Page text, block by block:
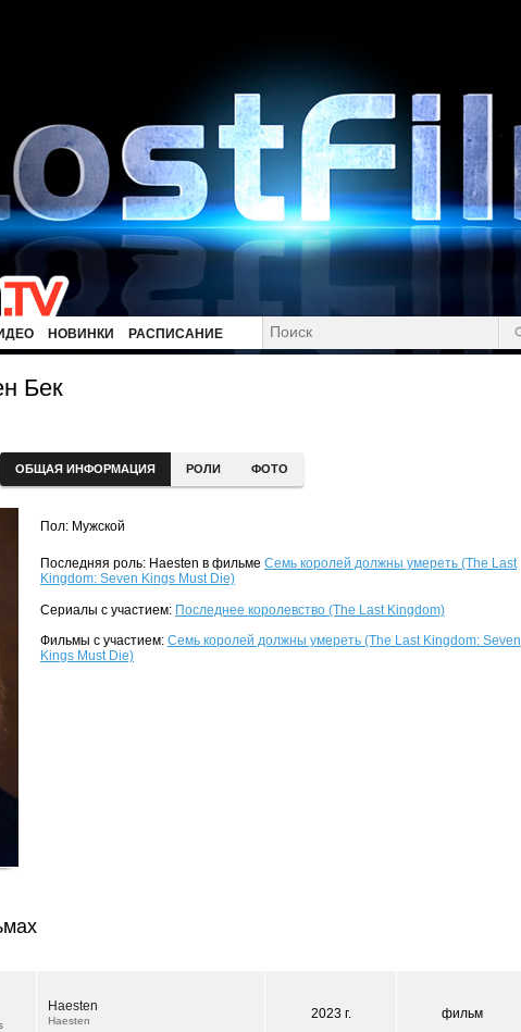
НОВИНКИ РАСПИСАНИЕ
Бек
ОБЩАЯ ИНФОРМАЦИЯ РОЛИ ФОТО
Пол: Мужской
Последняя роль: Haesten в фильме Семь королей должны умереть (The Last
Kingdom: Seven Kings Must Die)
Сериалы с участием: Последнее королевство (The Last Kingdom)
Фильмы с участием: Семь королей должны умереть (The Last Kingdom: Seven
Kings Must Die)
Haesten
Haesten 2023 г. фильм